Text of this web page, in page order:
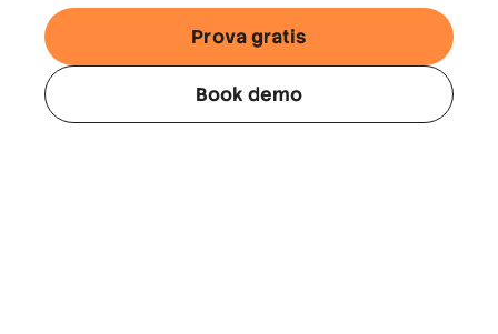
Prova gratis
Book demo